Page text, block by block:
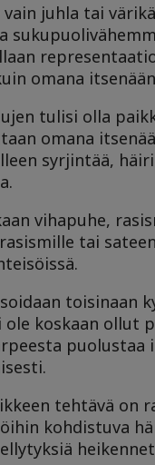
vain juhla tai
omana
tulisi olla
omana
syrjintää,
vihapuhe,
tai
toisinaan
ole koskaan ollut
puolustaa
tehtävä on
kohdistuva